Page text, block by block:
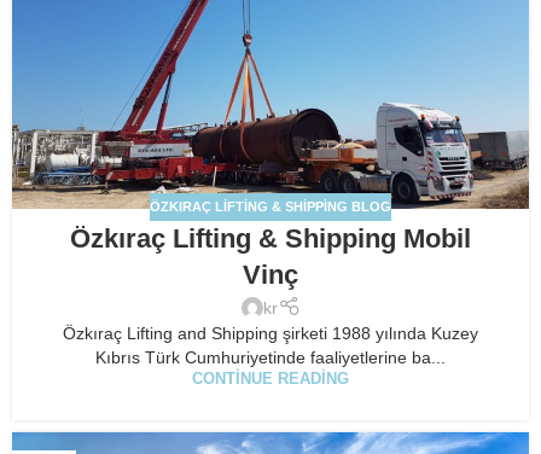
ÖZKIRAÇ LIFTING & SHIPPING BLOG
Özkıraç Lifting & Shipping Mobil
Vinç
kr
Özkıraç Lifting and Shipping şirketi 1988 yılında Kuzey
Kıbrıs Türk Cumhuriyetinde faaliyetlerine ba...
CONTINUE READING